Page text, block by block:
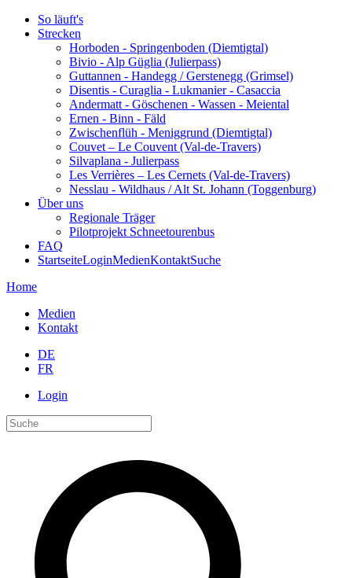
So läuft's
Strecken
Horboden - Springenboden (Diemtigtal)
Bivio - Alp Güglia (Julierpass)
Guttannen - Handegg / Gerstenegg (Grimsel)
Disentis - Curaglia - Lukmanier - Casaccia
Andermatt - Göschenen - Wassen - Meiental
Ernen - Binn - Fäld
Zwischenflüh - Meniggrund (Diemtigtal)
Couvet – Le Couvent (Val-de-Travers)
Silvaplana - Julierpass
Les Verrières – Les Cernets (Val-de-Travers)
Nesslau - Wildhaus / Alt St. Johann (Toggenburg)
Über uns
Regionale Träger
Pilotprojekt Schneetourenbus
FAQ
StartseiteLoginMedienKontaktSuche
Home
Medien
Kontakt
DE
FR
Login